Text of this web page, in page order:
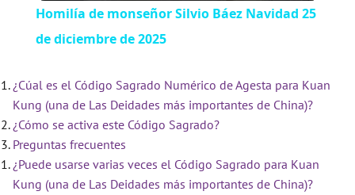
a
y
V
i
Homilía de monseñor Silvio Báez Navidad 25
de diciembre de 2025
¿Cúal es el Código Sagrado Numérico de Agesta para Kuan
Kung (una de Las Deidades más importantes de China)?
¿Cómo se activa este Código Sagrado?
Preguntas frecuentes
¿Puede usarse varias veces el Código Sagrado para Kuan
Kung (una de Las Deidades más importantes de China)?